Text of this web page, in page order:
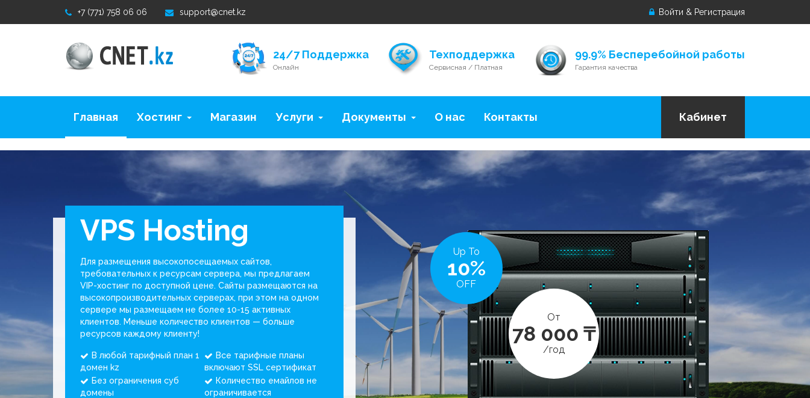
+7 (771) 758 06 06 support@cnet.kz Войти & Регистрация
24/7 Поддержка
Онлайн
Техподдержка
Сервисная / Платная
99.9% Бесперебойной работы
Гарантия качества
Главная Хостинг Магазин Услуги Документы О нас Контакты Кабинет
VPS Hosting
Для размещения высокопосещаемых сайтов,
требовательных к ресурсам сервера, мы предлагаем
VIP-хостинг по доступной цене. Сайты размещаются на
высокопроизводительных серверах, при этом на одном
сервере мы размещаем не более 10-15 активных
клиентов. Меньше количество клиентов — больше
ресурсов каждому клиенту!
В любой тарифный план 1
домен kz
Все тарифные планы
включают SSL сертификат
Без ограничения суб
домены
Количество емайлов не
ограничивается
От
78 000 ₸
/год
Up To
10%
OFF